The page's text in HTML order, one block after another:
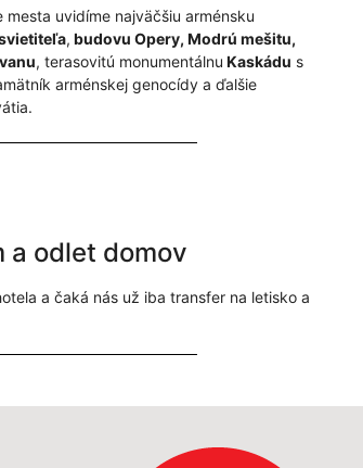
uvidíme najväčšiu arménsku
, budovu Opery, Modrú mešitu,
, terasovitú monumentálnu Kaskádu s
arménskej genocídy a ďalšie
a odlet domov
a čaká nás už iba transfer na letisko a